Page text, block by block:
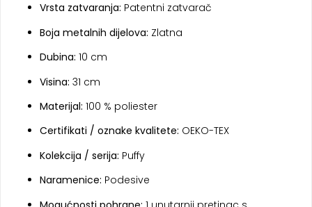
Vrsta zatvaranja: Patentni zatvarač
Boja metalnih dijelova: Zlatna
Dubina: 10 cm
Visina: 31 cm
Materijal: 100 % poliester
Certifikati / oznake kvalitete: OEKO-TEX
Kolekcija / serija: Puffy
Naramenice: Podesive